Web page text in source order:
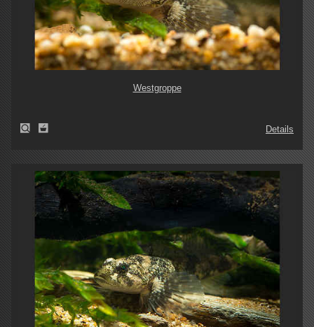
Westgroppe
Details